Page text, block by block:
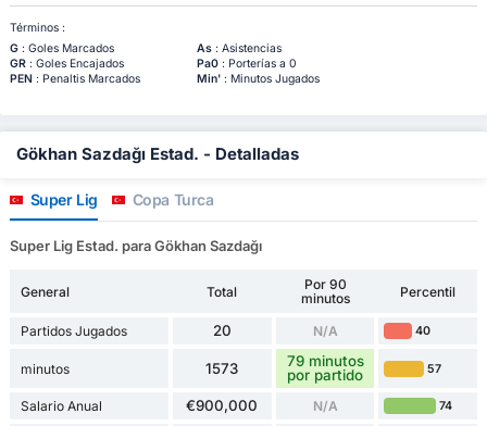
Términos :
G: Goles Marcados As: Asistencias
GR: Goles Encajados Pa0: Porterías a 0
PEN : Penaltis Marcados Min': Minutos Jugados
Gökhan Sazdağı Estad. - Detalladas
Super Lig Copa Turca
Super Lig Estad. para Gökhan Sazdağı
General Total
Por 90
minutos
Percentil
Partidos Jugados 20 N/A 40
minutos 1573
79 minutos
por partido
57
Salario Anual €900,000 N/A 74